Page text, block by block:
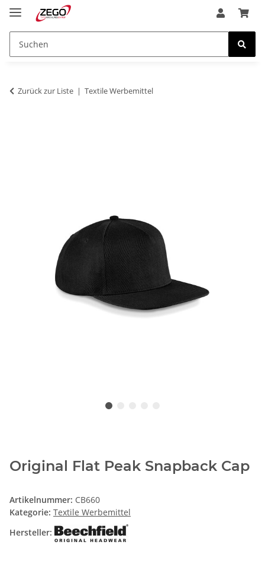
Zurück zur Liste Textile Werbemittel
Original Flat Peak Snapback Cap
Artikelnummer: CB660
Kategorie: Textile Werbemittel
Hersteller: